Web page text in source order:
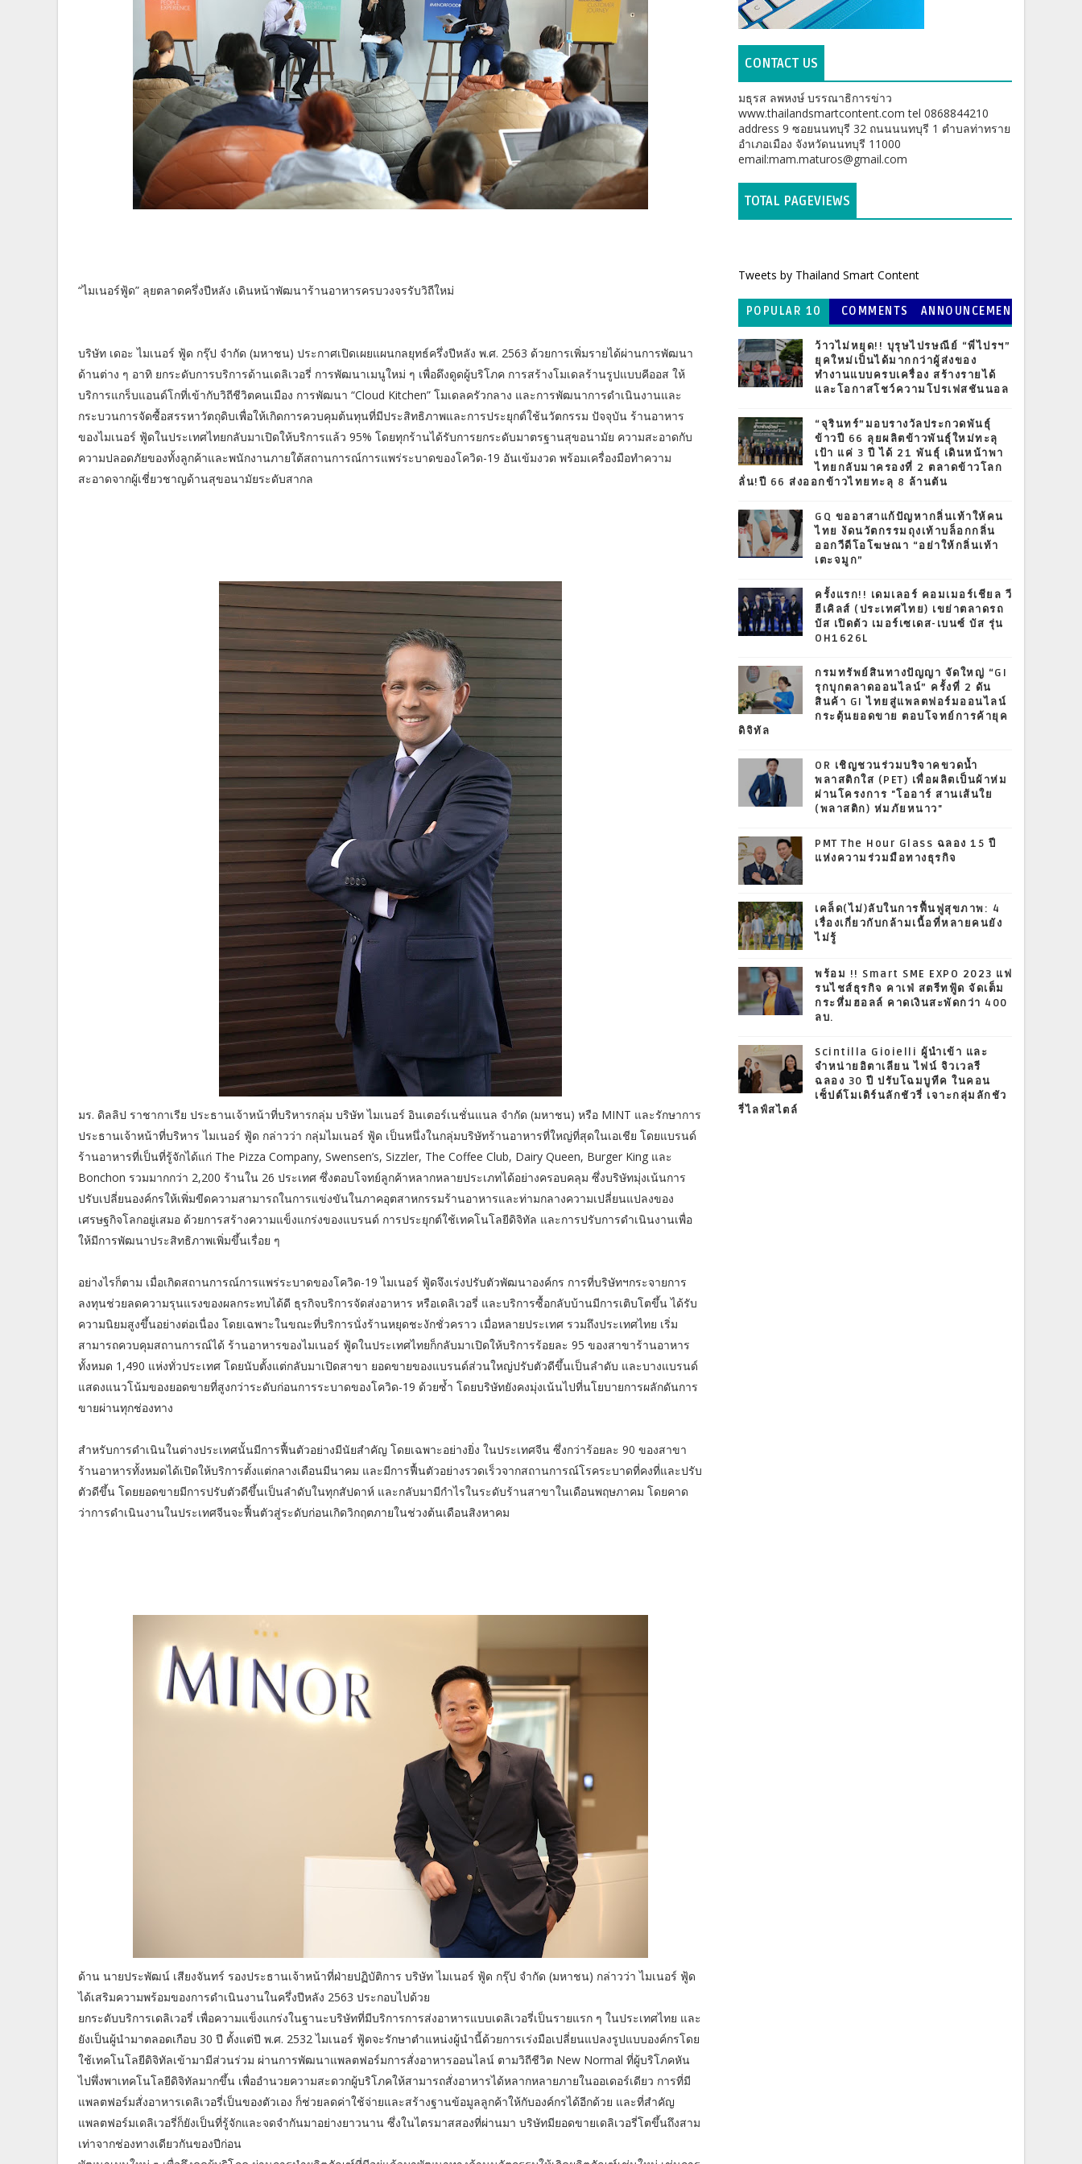
“ไมเนอร์ฟู้ด” ลุยตลาดครึ่งปีหลัง เดินหน้าพัฒนาร้านอาหารครบวงจรรับวิถีใหม่
บริษัท เดอะ ไมเนอร์ ฟู้ด กรุ๊ป จำกัด (มหาชน) ประกาศเปิดเผยแผนกลยุทธ์ครึ่งปีหลัง พ.ศ. 2563 ด้วยการเพิ่มรายได้ผ่านการพัฒนา
ด้านต่าง ๆ อาทิ ยกระดับการบริการด้านเดลิเวอรี่ การพัฒนาเมนูใหม่ ๆ เพื่อดึงดูดผู้บริโภค การสร้างโมเดลร้านรูปแบบคีออส ให้
บริการแกร็บแอนด์โกที่เข้ากับวิถีชีวิตคนเมือง การพัฒนา “Cloud Kitchen” โมเดลครัวกลาง และการพัฒนาการดำเนินงานและ
กระบวนการจัดซื้อสรรหาวัตถุดิบเพื่อให้เกิดการควบคุมต้นทุนที่มีประสิทธิภาพและการประยุกต์ใช้นวัตกรรม ปัจจุบัน ร้านอาหาร
ของไมเนอร์ ฟู้ดในประเทศไทยกลับมาเปิดให้บริการแล้ว 95% โดยทุกร้านได้รับการยกระดับมาตรฐานสุขอนามัย ความสะอาดกับ
ความปลอดภัยของทั้งลูกค้าและพนักงานภายใต้สถานการณ์การแพร่ระบาดของโควิด-19 อันเข้มงวด พร้อมเครื่องมือทำความ
สะอาดจากผู้เชี่ยวชาญด้านสุขอนามัยระดับสากล
มร. ดิลลิป ราชากาเรีย ประธานเจ้าหน้าที่บริหารกลุ่ม บริษัท ไมเนอร์ อินเตอร์เนชั่นแนล จำกัด (มหาชน) หรือ MINT และรักษาการ
ประธานเจ้าหน้าที่บริหาร ไมเนอร์ ฟู้ด กล่าวว่า กลุ่มไมเนอร์ ฟู้ด เป็นหนึ่งในกลุ่มบริษัทร้านอาหารที่ใหญ่ที่สุดในเอเชีย โดยแบรนด์
ร้านอาหารที่เป็นที่รู้จักได้แก่ The Pizza Company, Swensen’s, Sizzler, The Coffee Club, Dairy Queen, Burger King และ
Bonchon รวมมากกว่า 2,200 ร้านใน 26 ประเทศ ซึ่งตอบโจทย์ลูกค้าหลากหลายประเภทได้อย่างครอบคลุม ซึ่งบริษัทมุ่งเน้นการ
ปรับเปลี่ยนองค์กรให้เพิ่มขีดความสามารถในการแข่งขันในภาคอุตสาหกรรมร้านอาหารและท่ามกลางความเปลี่ยนแปลงของ
เศรษฐกิจโลกอยู่เสมอ ด้วยการสร้างความแข็งแกร่งของแบรนด์ การประยุกต์ใช้เทคโนโลยีดิจิทัล และการปรับการดำเนินงานเพื่อ
ให้มีการพัฒนาประสิทธิภาพเพิ่มขึ้นเรื่อย ๆ
อย่างไรก็ตาม เมื่อเกิดสถานการณ์การแพร่ระบาดของโควิด-19 ไมเนอร์ ฟู้ดจึงเร่งปรับตัวพัฒนาองค์กร การที่บริษัทฯกระจายการ
ลงทุนช่วยลดความรุนแรงของผลกระทบได้ดี ธุรกิจบริการจัดส่งอาหาร หรือเดลิเวอรี่ และบริการซื้อกลับบ้านมีการเติบโตขึ้น ได้รับ
ความนิยมสูงขึ้นอย่างต่อเนื่อง โดยเฉพาะในขณะที่บริการนั่งร้านหยุดชะงักชั่วคราว เมื่อหลายประเทศ รวมถึงประเทศไทย เริ่ม
สามารถควบคุมสถานการณ์ได้ ร้านอาหารของไมเนอร์ ฟู้ดในประเทศไทยก็กลับมาเปิดให้บริการร้อยละ 95 ของสาขาร้านอาหาร
ทั้งหมด 1,490 แห่งทั่วประเทศ โดยนับตั้งแต่กลับมาเปิดสาขา ยอดขายของแบรนด์ส่วนใหญ่ปรับตัวดีขึ้นเป็นลำดับ และบางแบรนด์
แสดงแนวโน้มของยอดขายที่สูงกว่าระดับก่อนการระบาดของโควิด-19 ด้วยซ้ำ โดยบริษัทยังคงมุ่งเน้นไปที่นโยบายการผลักดันการ
ขายผ่านทุกช่องทาง
สำหรับการดำเนินในต่างประเทศนั้นมีการฟื้นตัวอย่างมีนัยสำคัญ โดยเฉพาะอย่างยิ่ง ในประเทศจีน ซึ่งกว่าร้อยละ 90 ของสาขา
ร้านอาหารทั้งหมดได้เปิดให้บริการตั้งแต่กลางเดือนมีนาคม และมีการฟื้นตัวอย่างรวดเร็วจากสถานการณ์โรคระบาดที่คงที่และปรับ
ตัวดีขึ้น โดยยอดขายมีการปรับตัวดีขึ้นเป็นลำดับในทุกสัปดาห์ และกลับมามีกำไรในระดับร้านสาขาในเดือนพฤษภาคม โดยคาด
ว่าการดำเนินงานในประเทศจีนจะฟื้นตัวสู่ระดับก่อนเกิดวิกฤตภายในช่วงต้นเดือนสิงหาคม
ด้าน นายประพัฒน์ เสียงจันทร์ รองประธานเจ้าหน้าที่ฝ่ายปฏิบัติการ บริษัท ไมเนอร์ ฟู้ด กรุ๊ป จำกัด (มหาชน) กล่าวว่า ไมเนอร์ ฟู้ด
ได้เสริมความพร้อมของการดำเนินงานในครึ่งปีหลัง 2563 ประกอบไปด้วย
ยกระดับบริการเดลิเวอรี่ เพื่อความแข็งแกร่งในฐานะบริษัทที่มีบริการการส่งอาหารแบบเดลิเวอรี่เป็นรายแรก ๆ ในประเทศไทย และ
ยังเป็นผู้นำมาตลอดเกือบ 30 ปี ตั้งแต่ปี พ.ศ. 2532 ไมเนอร์ ฟู้ดจะรักษาตำแหน่งผู้นำนี้ด้วยการเร่งมือเปลี่ยนแปลงรูปแบบองค์กรโดย
ใช้เทคโนโลยีดิจิทัลเข้ามามีส่วนร่วม ผ่านการพัฒนาแพลตฟอร์มการสั่งอาหารออนไลน์ ตามวิถีชีวิต New Normal ที่ผู้บริโภคหัน
ไปพึ่งพาเทคโนโลยีดิจิทัลมากขึ้น เพื่ออำนวยความสะดวกผู้บริโภคให้สามารถสั่งอาหารได้หลากหลายภายในออเดอร์เดียว การที่มี
แพลตฟอร์มสั่งอาหารเดลิเวอรี่เป็นของตัวเอง ก็ช่วยลดค่าใช้จ่ายและสร้างฐานข้อมูลลูกค้าให้กับองค์กรได้อีกด้วย และที่สำคัญ
แพลตฟอร์มเดลิเวอรี่ก็ยังเป็นที่รู้จักและจดจำกันมาอย่างยาวนาน ซึ่งในไตรมาสสองที่ผ่านมา บริษัทมียอดขายเดลิเวอรี่โตขึ้นถึงสาม
เท่าจากช่องทางเดียวกันของปีก่อน
CONTACT US
มธุรส ลพหงษ์ บรรณาธิการข่าว
www.thailandsmartcontent.com tel 0868844210
address 9 ซอยนนทบุรี 32 ถนนนนทบุรี 1 ตำบลท่าทราย
อำเภอเมือง จังหวัดนนทบุรี 11000
email:mam.maturos@gmail.com
TOTAL PAGEVIEWS
Tweets by Thailand Smart Content
POPULAR 10 COMMENTS
ANNOUNCEMEN
ว้าวไม่หยุด!! บุรุษไปรษณีย์ “พี่ไปรฯ”
ยุคใหม่เป็นได้มากกว่าผู้ส่งของ
ทำงานแบบครบเครื่อง สร้างรายได้
และโอกาสโชว์ความโปรเฟสชันนอล
“จุรินทร์”มอบรางวัลประกวดพันธุ์
ข้าวปี 66 ลุยผลิตข้าวพันธุ์ใหม่ทะลุ
เป้า แค่ 3 ปี ได้ 21 พันธุ์ เดินหน้าพา
ไทยกลับมาครองที่ 2 ตลาดข้าวโลก
ลั่น!ปี 66 ส่งออกข้าวไทยทะลุ 8 ล้านตัน
GQ ขออาสาแก้ปัญหากลิ่นเท้าให้คน
ไทย งัดนวัตกรรมถุงเท้าบล็อกกลิ่น
ออกวีดีโอโฆษณา “อย่าให้กลิ่นเท้า
เตะจมูก”
ครั้งแรก!! เดมเลอร์ คอมเมอร์เชียล วี
ฮีเคิลส์ (ประเทศไทย) เขย่าตลาดรถ
บัส เปิดตัว เมอร์เซเดส-เบนซ์ บัส รุ่น
OH1626L
กรมทรัพย์สินทางปัญญา จัดใหญ่ “GI
รุกบุกตลาดออนไลน์” ครั้งที่ 2 ดัน
สินค้า GI ไทยสู่แพลตฟอร์มออนไลน์
กระตุ้นยอดขาย ตอบโจทย์การค้ายุค
ดิจิทัล
OR เชิญชวนร่วมบริจาคขวดน้ำ
พลาสติกใส (PET) เพื่อผลิตเป็นผ้าห่ม
ผ่านโครงการ "โออาร์ สานเส้นใย
(พลาสติก) ห่มภัยหนาว"
PMT The Hour Glass ฉลอง 15 ปี
แห่งความร่วมมือทางธุรกิจ
เคล็ด(ไม่)ลับในการฟื้นฟูสุขภาพ: 4
เรื่องเกี่ยวกับกล้ามเนื้อที่หลายคนยัง
ไม่รู้
พร้อม !! Smart SME EXPO 2023 แฟ
รนไชส์ธุรกิจ คาเฟ่ สตรีทฟู้ด จัดเต็ม
กระหึ่มฮอลล์ คาดเงินสะพัดกว่า 400
ลบ.
Scintilla Gioielli ผู้นำเข้า และ
จำหน่ายอิตาเลียน ไฟน์ จิวเวลรี
ฉลอง 30 ปี ปรับโฉมบูทีค ในคอน
เซ็ปต์โมเดิร์นลักชัวรี่ เจาะกลุ่มลักชัว
รี่ไลฟ์สไตล์